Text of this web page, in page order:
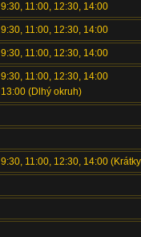
9:30, 11:00, 12:30, 14:00
9:30, 11:00, 12:30, 14:00
9:30, 11:00, 12:30, 14:00
9:30, 11:00, 12:30, 14:00
13:00 (Dlhý okruh)
9:30, 11:00, 12:30, 14:00